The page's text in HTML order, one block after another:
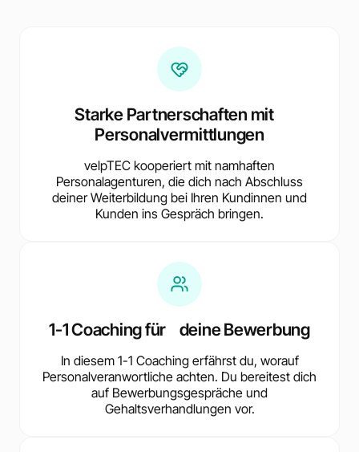
Starke Partnerschaften mit
Personalvermittlungen
velpTEC kooperiert mit namhaften
Personalagenturen, die dich nach Abschluss
deiner Weiterbildung bei Ihren Kundinnen und
Kunden ins Gespräch bringen.
1-1 Coaching für deine Bewerbung
In diesem 1-1 Coaching erfährst du, worauf
Personalveranwortliche achten. Du bereitest dich
auf Bewerbungsgespräche und
Gehaltsverhandlungen vor.